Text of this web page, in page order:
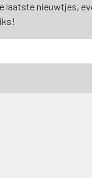
laatste nieuwtjes,